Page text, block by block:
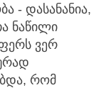
- დასანანია,
ნაწილი
ვერ
რომ